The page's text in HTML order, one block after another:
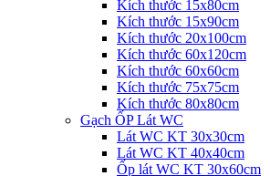
Kích thước 15x80cm
Kích thước 15x90cm
Kích thước 20x100cm
Kích thước 60x120cm
Kích thước 60x60cm
Kích thước 75x75cm
Kích thước 80x80cm
Gạch ỐP Lát WC
Lát WC KT 30x30cm
Lát WC KT 40x40cm
Ốp lát WC KT 30x60cm